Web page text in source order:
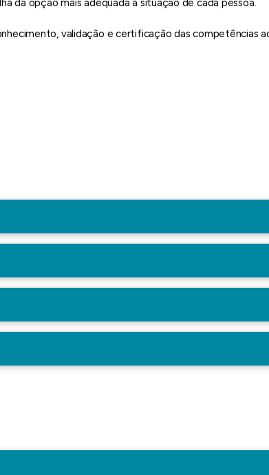
da opção mais adequada à situação de cada pessoa.
validação e certificação das competências